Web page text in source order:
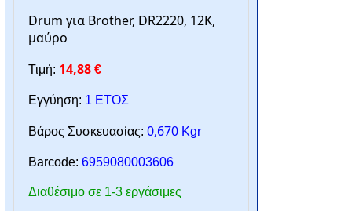
Drum για Βrother, DR2220, 12K,
μαύρο
Τιμή: 14,88 €
Εγγύηση: 1 ΕΤΟΣ
Βάρος Συσκευασίας: 0,670 Kgr
Barcode: 6959080003606
Διαθέσιμο σε 1-3 εργάσιμες